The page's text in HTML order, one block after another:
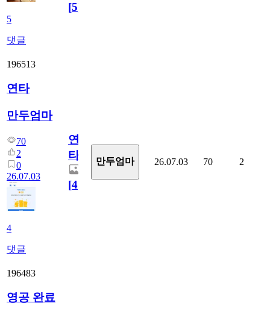
5
댓글
[5]
196513
연타
만두엄마
70
2
0
26.07.03
4
댓글
연
타
[4]
만두엄마 26.07.03 70 2
196483
영공 완료